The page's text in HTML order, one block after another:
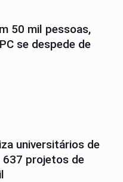
50 mil pessoas,
se despede de
universitários de
637 projetos de